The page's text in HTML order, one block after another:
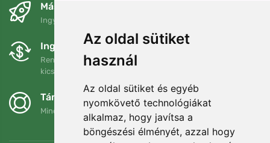
Az oldal sütiket
használ
Az oldal sütiket és egyéb
nyomkövető technológiákat
alkalmaz, hogy javítsa a
böngészési élményét, azzal hogy
Másnapra és ingyenesen
Ingyenes szállítás a következő összeg felett: 80 EUR
Ingyenes csere és visszaküldés
Rendelését 90 napon belül bármikor visszaküldheti vagy
kicserélheti.
Támogatjuk a Trees.org-ot
Minden megrendelésért ültetünk egy fát! Bővebben